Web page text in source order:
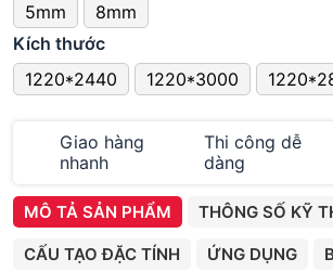
5mm
8mm
Kích thước
1220*2440
1220*3000
Giao hàng
nhanh
Thi công dễ
dàng
MÔ TẢ SẢN PHẨM THÔNG SỐ KỸ
CẤU TẠO ĐẶC TÍNH ỨNG DỤNG